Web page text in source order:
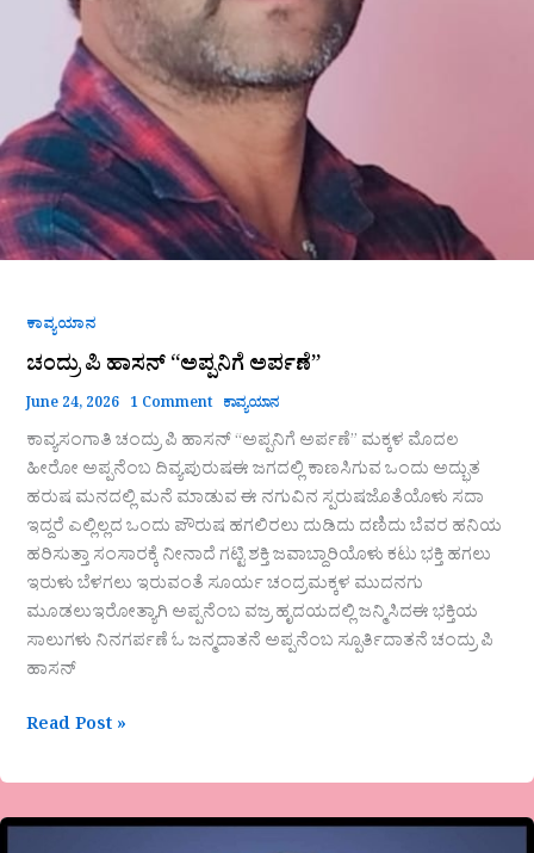
ಕಾವ್ಯಯಾನ
ಚಂದ್ರು ಪಿ ಹಾಸನ್ “ಅಪ್ಪನಿಗೆ ಅರ್ಪಣೆ”
June 24, 2026 1 Comment ಕಾವ್ಯಯಾನ
ಕಾವ್ಯಸಂಗಾತಿ ಚಂದ್ರು ಪಿ ಹಾಸನ್ “ಅಪ್ಪನಿಗೆ ಅರ್ಪಣೆ” ಮಕ್ಕಳ ಮೊದಲ
ಹೀರೋ ಅಪ್ಪನೆಂಬ ದಿವ್ಯಪುರುಷಈ ಜಗದಲ್ಲಿ ಕಾಣಸಿಗುವ ಒಂದು ಅದ್ಭುತ
ಹರುಷ ಮನದಲ್ಲಿ ಮನೆ ಮಾಡುವ ಈ ನಗುವಿನ ಸ್ಪರುಷಜೊತೆಯೊಳು ಸದಾ
ಇದ್ದರೆ ಎಲ್ಲಿಲ್ಲದ ಒಂದು ಪೌರುಷ ಹಗಲಿರಲು ದುಡಿದು ದಣಿದು ಬೆವರ ಹನಿಯ
ಹರಿಸುತ್ತಾ ಸಂಸಾರಕ್ಕೆ ನೀನಾದೆ ಗಟ್ಟಿ ಶಕ್ತಿ ಜವಾಬ್ದಾರಿಯೊಳು ಕಟು ಭಕ್ತಿ ಹಗಲು
ಇರುಳು ಬೆಳಗಲು ಇರುವಂತೆ ಸೂರ್ಯ ಚಂದ್ರಮಕ್ಕಳ ಮುದನಗು
ಮೂಡಲುಇರೋತ್ಯಾಗಿ ಅಪ್ಪನೆಂಬ ವಜ್ರ ಹೃದಯದಲ್ಲಿ ಜನ್ಮಿಸಿದಈ ಭಕ್ತಿಯ
ಸಾಲುಗಳು ನಿನಗರ್ಪಣೆ ಓ ಜನ್ಮದಾತನೆ ಅಪ್ಪನೆಂಬ ಸ್ಪೂರ್ತಿದಾತನೆ ಚಂದ್ರು ಪಿ
ಹಾಸನ್
Read Post »
ಡಾ.ರೇಣುಕಾತಾಯಿ.